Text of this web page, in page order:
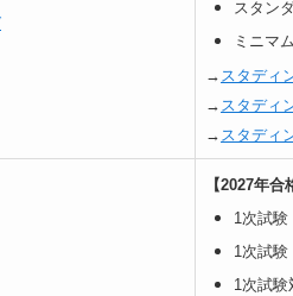
スタン
ミニマ
→ スタディ
→ スタディ
→ スタディ
【2027年合
1次試験
1次試験
1次試験